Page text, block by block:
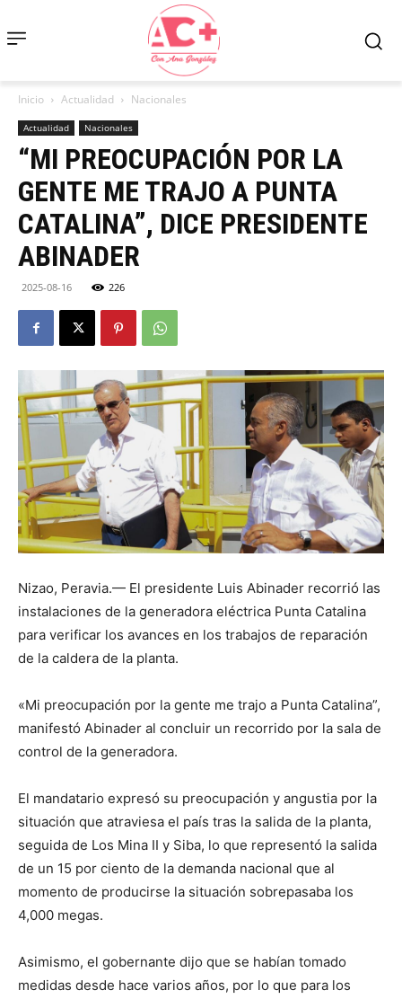
Inicio Actualidad Nacionales
Actualidad Nacionales
“MI PREOCUPACIÓN POR LA
GENTE ME TRAJO A PUNTA
CATALINA”, DICE PRESIDENTE
ABINADER
2025-08-16 226
Nizao, Peravia.— El presidente Luis Abinader recorrió las
instalaciones de la generadora eléctrica Punta Catalina
para verificar los avances en los trabajos de reparación
de la caldera de la planta.
«Mi preocupación por la gente me trajo a Punta Catalina”,
manifestó Abinader al concluir un recorrido por la sala de
control de la generadora.
El mandatario expresó su preocupación y angustia por la
situación que atraviesa el país tras la salida de la planta,
seguida de Los Mina II y Siba, lo que representó la salida
de un 15 por ciento de la demanda nacional que al
momento de producirse la situación sobrepasaba los
4,000 megas.
Asimismo, el gobernante dijo que se habían tomado
medidas desde hace varios años, por lo que para los